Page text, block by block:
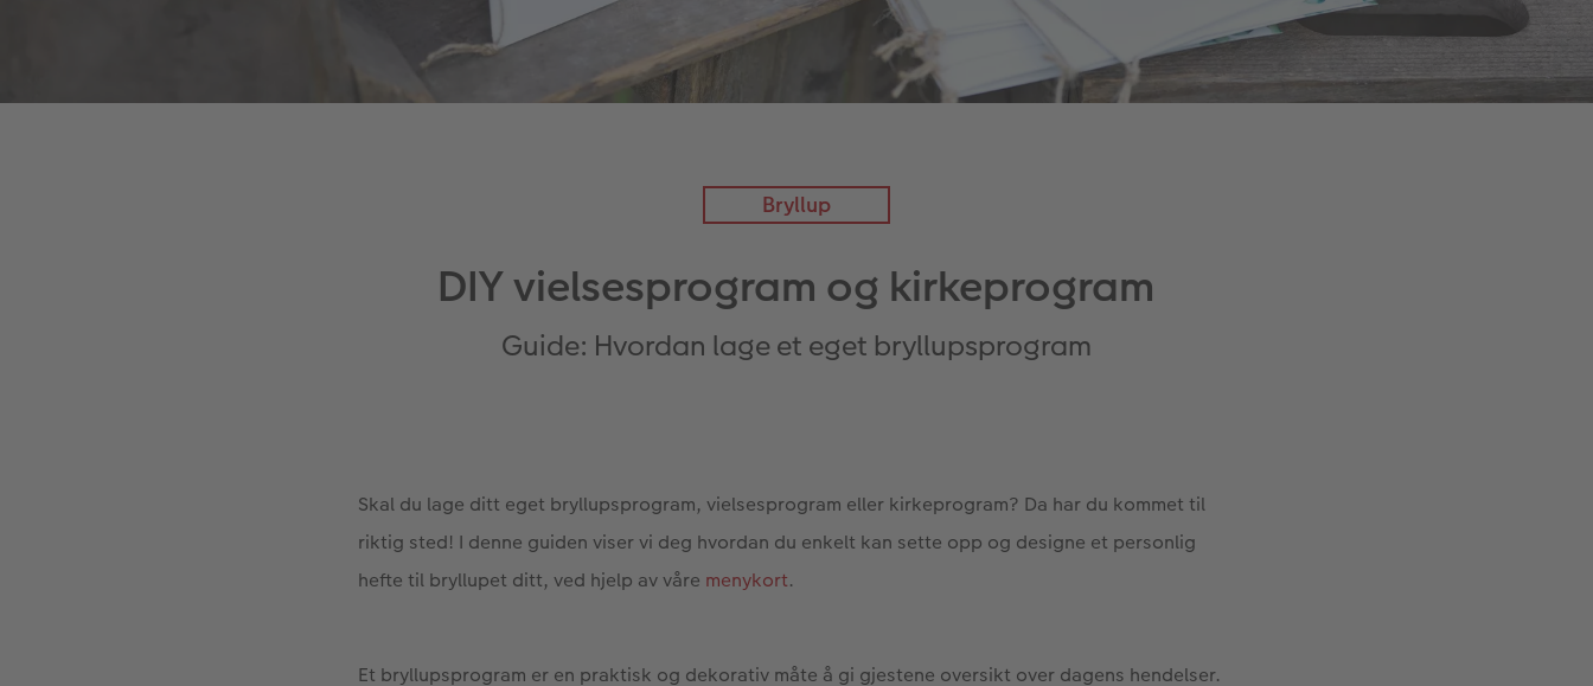
Bryllup
DIY vielsesprogram og kirkeprogram
Guide: Hvordan lage et eget bryllupsprogram
Skal du lage ditt eget bryllupsprogram, vielsesprogram eller kirkeprogram? Da har du kommet til
riktig sted! I denne guiden viser vi deg hvordan du enkelt kan sette opp og designe et personlig
hefte til bryllupet ditt, ved hjelp av våre menykort.
Et bryllupsprogram er en praktisk og dekorativ måte å gi gjestene oversikt over dagens hendelser.